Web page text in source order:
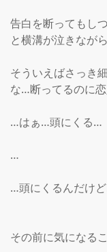
告白を断ってもし
と横溝が泣きなが
そういえばさっき
な…断ってるのに恋
…はぁ…頭にくる…
…
…頭にくるんだけ
その前に気になる